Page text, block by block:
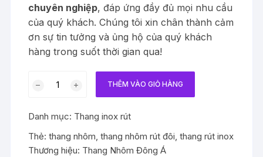
chuyên nghiệp, đáp ứng đầy đủ mọi nhu cầu
của quý khách. Chúng tôi xin chân thành cảm
ơn sự tin tưởng và ủng hộ của quý khách
hàng trong suốt thời gian qua!
đôi
cao
6.4m
THÊM VÀO GIỎ HÀNG
Danh mục: Thang inox rút
Thẻ:thang nhôm,thang nhôm rút đôi,thang rút inox
Thương hiệu: Thang Nhôm Đông Á